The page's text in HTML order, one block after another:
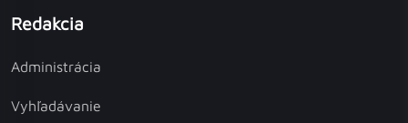
Redakcia
Administrácia
Vyhľadávanie